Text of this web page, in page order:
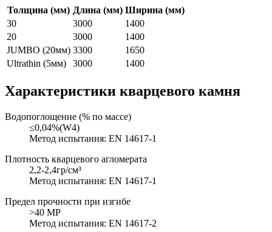
Толщина (мм) Длина (мм) Ширина (мм)
30
3000
1400
20
3000
1400
JUMBO (20мм) 3300
1650
Ultrathin (5мм)
3000 1400
Характеристики кварцевого камня
Водопоглощение (% по массе)
≤0,04%(W4)
Метод испытания: EN 14617-1
Плотность кварцевого агломерата
2,2-2,4гр/см³
Метод испытания: EN 14617-1
Предел прочности при изгибе
>40 MP
Метод испытания: EN 14617-2